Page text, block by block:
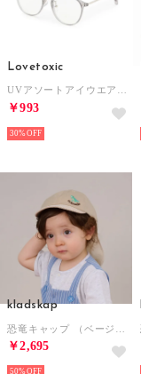
Lovetoxic
￥993
30%
kladskap
￥2,695
50%